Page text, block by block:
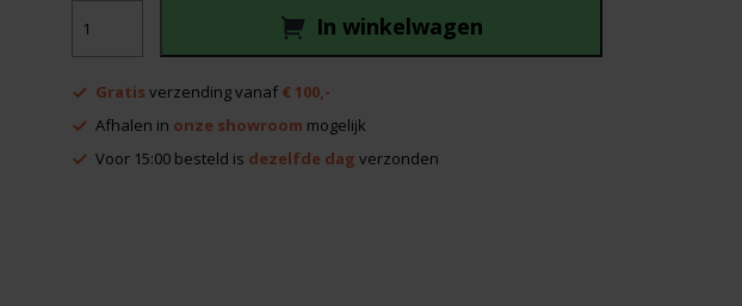
GL7xx
en
Lader
aantal
In winkelwagen
Gratis verzending vanaf € 100,-
Afhalen in onze showroom mogelijk
Voor 15:00 besteld is dezelfde dag verzonden